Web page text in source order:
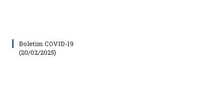
Boletim COVID-19
(20/02/2025)